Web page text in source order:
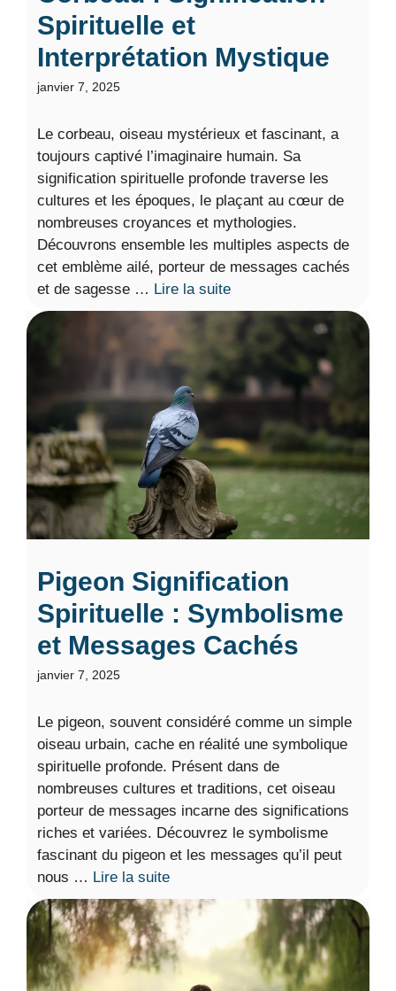
Spirituelle et
Interprétation Mystique
janvier 7, 2025
Le corbeau, oiseau mystérieux et fascinant, a
toujours captivé l’imaginaire humain. Sa
signification spirituelle profonde traverse les
cultures et les époques, le plaçant au cœur de
nombreuses croyances et mythologies.
Découvrons ensemble les multiples aspects de
cet emblème ailé, porteur de messages cachés
et de sagesse … Lire la suite
Pigeon Signification
Spirituelle : Symbolisme
et Messages Cachés
janvier 7, 2025
Le pigeon, souvent considéré comme un simple
oiseau urbain, cache en réalité une symbolique
spirituelle profonde. Présent dans de
nombreuses cultures et traditions, cet oiseau
porteur de messages incarne des significations
riches et variées. Découvrez le symbolisme
fascinant du pigeon et les messages qu’il peut
nous … Lire la suite